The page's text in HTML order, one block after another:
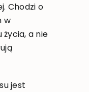
Chodzi o
w
a nie
jest